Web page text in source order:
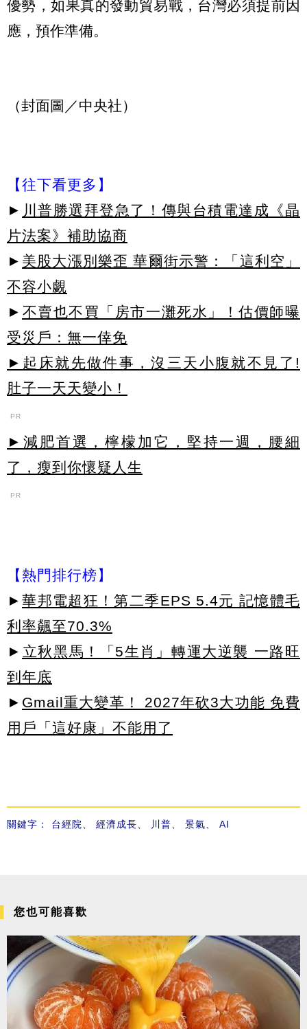
優勢，如果真的發動貿易戰，台灣必須提前因
應，預作準備。
（封面圖／中央社）
【往下看更多】
► 川普勝選拜登急了！傳與台積電達成《晶
片法案》補助協商
► 美股大漲別樂歪 華爾街示警：「這利空」
不容小覷
► 不賣也不買「房市一灘死水」！估價師曝
受災戶：無一倖免
►起床就先做件事，沒三天小腹就不見了!
肚子一天天變小！
PR
►減肥首選，檸檬加它，堅持一週，腰細
了，瘦到你懷疑人生
PR
【熱門排行榜】
► 華邦電超狂！第二季EPS 5.4元 記憶體毛
利率飆至70.3%
► 立秋黑馬！「5生肖」轉運大逆襲 一路旺
到年底
► Gmail重大變革！ 2027年砍3大功能 免費
用戶「這好康」不能用了
關鍵字： 台經院 經濟成長 川普 景氣 AI
您也可能喜歡